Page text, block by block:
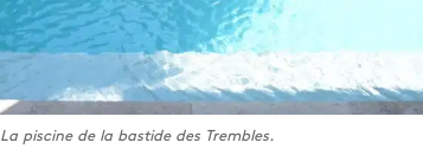
La piscine de la bastide des Trembles.